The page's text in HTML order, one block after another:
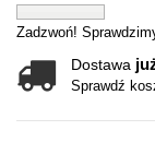
Zadzwoń!
Dostawa
Sprawdź